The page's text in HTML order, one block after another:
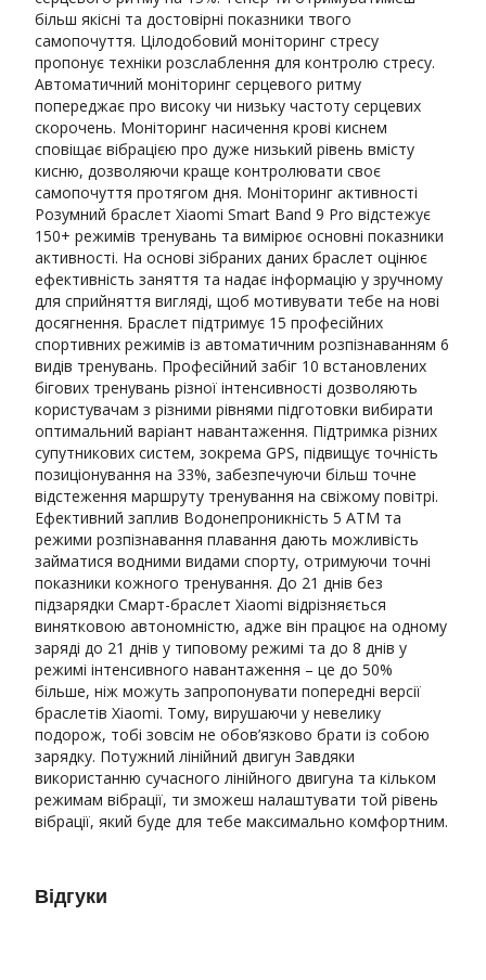
більш якісні та достовірні показники твого
самопочуття. Цілодобовий моніторинг стресу
пропонує техніки розслаблення для контролю стресу.
Автоматичний моніторинг серцевого ритму
попереджає про високу чи низьку частоту серцевих
скорочень. Моніторинг насичення крові киснем
сповіщає вібрацією про дуже низький рівень вмісту
кисню, дозволяючи краще контролювати своє
самопочуття протягом дня. Моніторинг активності
Розумний браслет Xiaomi Smart Band 9 Pro відстежує
150+ режимів тренувань та вимірює основні показники
активності. На основі зібраних даних браслет оцінює
ефективність заняття та надає інформацію у зручному
для сприйняття вигляді, щоб мотивувати тебе на нові
досягнення. Браслет підтримує 15 професійних
спортивних режимів із автоматичним розпізнаванням 6
видів тренувань. Професійний забіг 10 встановлених
бігових тренувань різної інтенсивності дозволяють
користувачам з різними рівнями підготовки вибирати
оптимальний варіант навантаження. Підтримка різних
супутникових систем, зокрема GPS, підвищує точність
позиціонування на 33%, забезпечуючи більш точне
відстеження маршруту тренування на свіжому повітрі.
Ефективний заплив Водонепроникність 5 АТМ та
режими розпізнавання плавання дають можливість
займатися водними видами спорту, отримуючи точні
показники кожного тренування. До 21 днів без
підзарядки Смарт-браслет Xiaomi відрізняється
винятковою автономністю, адже він працює на одному
заряді до 21 днів у типовому режимі та до 8 днів у
режимі інтенсивного навантаження – це до 50%
більше, ніж можуть запропонувати попередні версії
браслетів Xiaomi. Тому, вирушаючи у невелику
подорож, тобі зовсім не обов’язково брати із собою
зарядку. Потужний лінійний двигун Завдяки
використанню сучасного лінійного двигуна та кільком
режимам вібрації, ти зможеш налаштувати той рівень
вібрації, який буде для тебе максимально комфортним.
Відгуки